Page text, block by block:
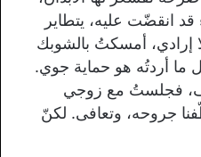
انقضّت عليه، يتطاير
إرادي، أمسكتُ بالشوبك
ما أردتُه هو حماية جوي.
فجلستُ مع زوجي
جروحه، وتعافى. لكنّ